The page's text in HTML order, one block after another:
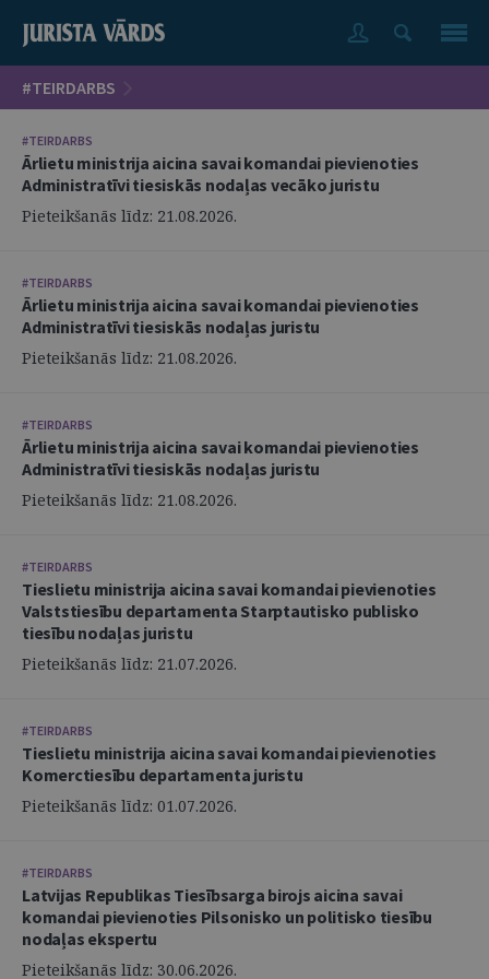
#TEIRDARBS
#TEIRDARBS
Ārlietu ministrija aicina savai komandai pievienoties
Administratīvi tiesiskās nodaļas vecāko juristu
Pieteikšanās līdz: 21.08.2026.
#TEIRDARBS
Ārlietu ministrija aicina savai komandai pievienoties
Administratīvi tiesiskās nodaļas juristu
Pieteikšanās līdz: 21.08.2026.
#TEIRDARBS
Ārlietu ministrija aicina savai komandai pievienoties
Administratīvi tiesiskās nodaļas juristu
Pieteikšanās līdz: 21.08.2026.
#TEIRDARBS
Tieslietu ministrija aicina savai komandai pievienoties
Valststiesību departamenta Starptautisko publisko
tiesību nodaļas juristu
Pieteikšanās līdz: 21.07.2026.
#TEIRDARBS
Tieslietu ministrija aicina savai komandai pievienoties
Komerctiesību departamenta juristu
Pieteikšanās līdz: 01.07.2026.
#TEIRDARBS
Latvijas Republikas Tiesībsarga birojs aicina savai
komandai pievienoties Pilsonisko un politisko tiesību
nodaļas ekspertu
Pieteikšanās līdz: 30.06.2026.